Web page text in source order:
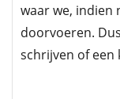
waar we, indien
doorvoeren.
schrijven of een